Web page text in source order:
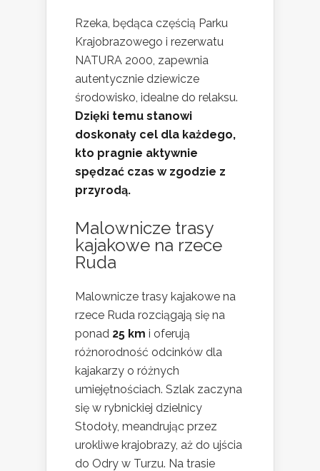
Rzeka, będąca częścią Parku
Krajobrazowego i rezerwatu
NATURA 2000, zapewnia
autentycznie dziewicze
środowisko, idealne do relaksu.
Dzięki temu stanowi
doskonały cel dla każdego,
kto pragnie aktywnie
spędzać czas w zgodzie z
przyrodą.
Malownicze trasy
kajakowe na rzece
Ruda
Malownicze trasy kajakowe na
rzece Ruda rozciągają się na
ponad 25 km i oferują
różnorodność odcinków dla
kajakarzy o różnych
umiejętnościach. Szlak zaczyna
się w rybnickiej dzielnicy
Stodoły, meandrując przez
urokliwe krajobrazy, aż do ujścia
do Odry w Turzu. Na trasie